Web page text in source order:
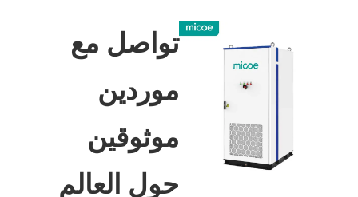
تواصل مع
موردين
موثوقين
حول العالم